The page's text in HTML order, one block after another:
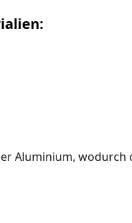
Aluminium, wodurch